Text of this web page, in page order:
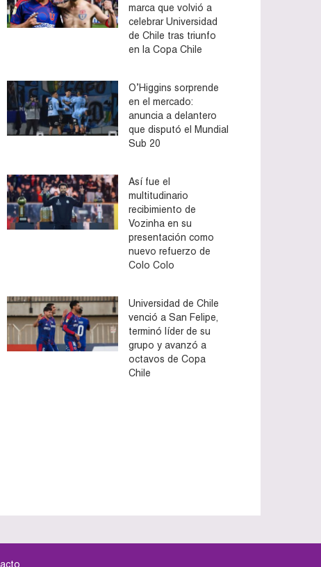
marca que volvió a
celebrar Universidad
de Chile tras triunfo
en la Copa Chile
O’Higgins sorprende
en el mercado:
anuncia a delantero
que disputó el Mundial
Sub 20
Así fue el
multitudinario
recibimiento de
Vozinha en su
presentación como
nuevo refuerzo de
Colo Colo
Universidad de Chile
venció a San Felipe,
terminó líder de su
grupo y avanzó a
octavos de Copa
Chile